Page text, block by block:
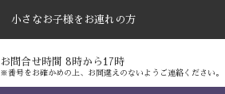
小さなお子様をお連れの方
お問合せ時間 8時から17時
※番号をお確かめの上、お間違えのないようご連絡ください。